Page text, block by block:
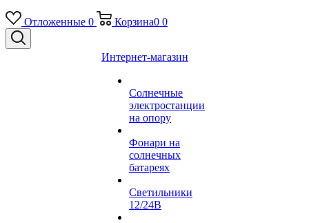
Отложенные 0 Корзина0 0
Интернет-магазин
Солнечные
электростанции
на опору
Фонари на
солнечных
батареях
Светильники
12/24В